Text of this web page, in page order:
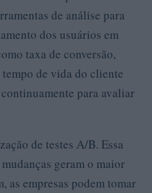
de análise para
dos usuários em
taxa de conversão,
de vida do cliente
para avaliar
de testes A/B. Essa
geram o maior
as empresas podem tomar